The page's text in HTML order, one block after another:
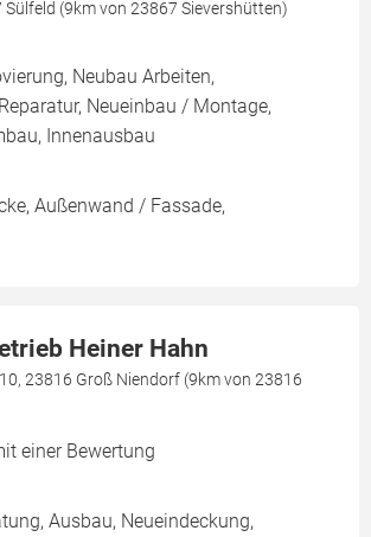
(9km von 23867 Sievershütten)
Neubau Arbeiten,
Neueinbau / Montage,
Innenausbau
Außenwand / Fassade,
Heiner Hahn
23816 Groß Niendorf (9km von 23816
einer Bewertung
Ausbau, Neueindeckung,